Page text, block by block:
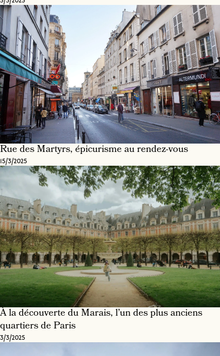
Rue des Martyrs, épicurisme au rendez-vous
15/3/2025
À la découverte du Marais, l’un des plus anciens
quartiers de Paris
3/3/2025